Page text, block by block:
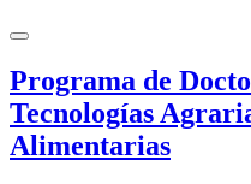
Programa de
Tecnologías
Alimentarias